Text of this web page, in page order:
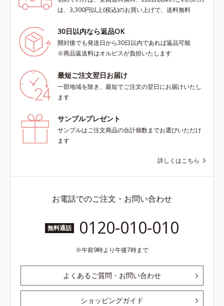
は、3,300円以上(税込)のお買い上げで、送料無料
30日以内なら返品OK
開封後でも発送日から30日以内であれば返品可能
※商品返送料はオルビスが負担いたします
最短ご注文翌日お届け
一部地域を除き、最短でご注文の翌日にお届けいたし
ます
サンプルプレゼント
サンプルはご注文商品の合計個数までお選びいただけ
ます
詳しくはこちら
お電話でのご注文・お問い合わせ
無料通話 0120-010-010
午前9時より午後7時まで
よくあるご質問・お問い合わせ
ショッピングガイド